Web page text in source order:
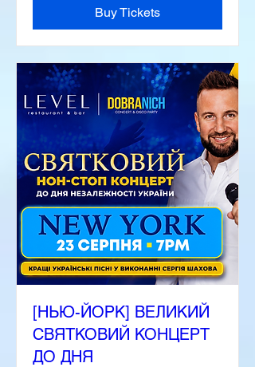
Buy Tickets
[НЬЮ-ЙОРК] ВЕЛИКИЙ
СВЯТКОВИЙ КОНЦЕРТ
ДО ДНЯ